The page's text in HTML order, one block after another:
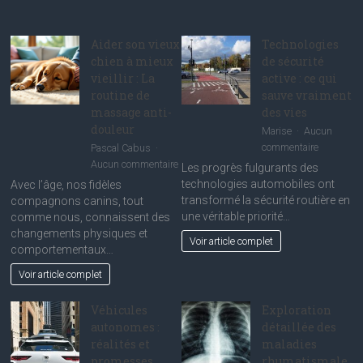
Aider son vieux
chien à mieux
vieillir : La
routine de
massage anti-
douleur
Pascal Cabus
Aucun commentairesur
Aider
son
vieux
chien
La
routine
de
massage
Avec l’âge, nos fidèles
compagnons canins, tout
comme nous, connaissent des
changements physiques et
comportementaux…
Voir article complet
Technologies
de sécurité
active : ce qui
sauve vraiment
des vies
Marise
Aucun
commentairesur
sécurité
des
vies
Les progrès fulgurants des
technologies automobiles ont
transformé la sécurité routière en
une véritable priorité…
Voir article complet
Véhicules
autonomes :
réalités et
Exploration
détaillée des
maladies